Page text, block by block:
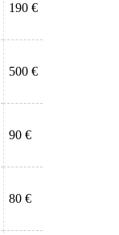
190 €
500 €
90 €
80 €